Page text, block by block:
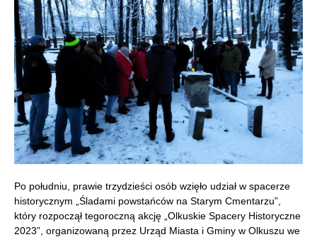
Po południu, prawie trzydzieści osób wzięło udział w spacerze
historycznym „Śladami powstańców na Starym Cmentarzu”,
który rozpoczął tegoroczną akcję „Olkuskie Spacery Historyczne
2023”, organizowaną przez Urząd Miasta i Gminy w Olkuszu we